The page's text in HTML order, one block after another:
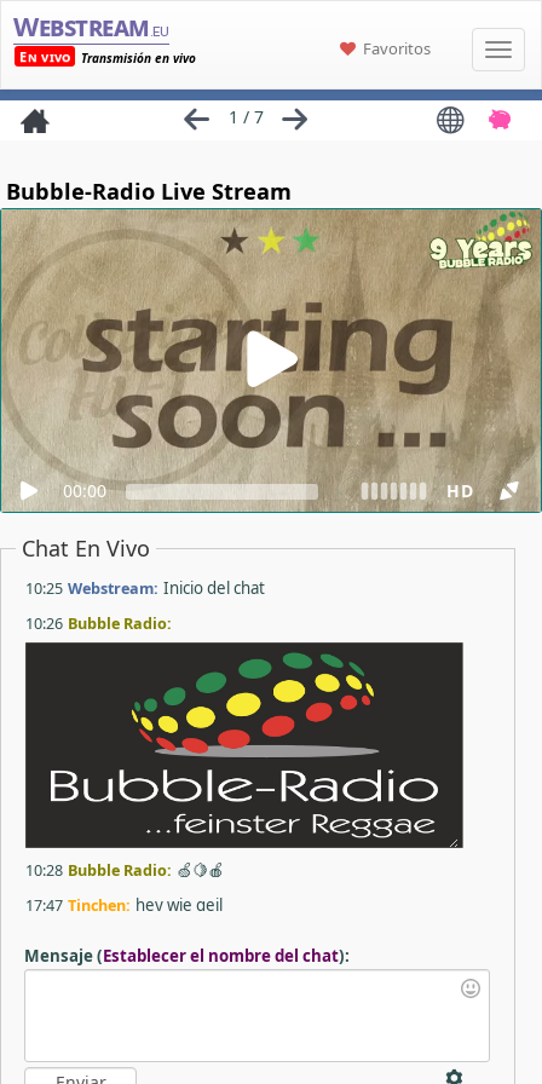
Webstream .eu
En vivo
Transmisión en vivo Favoritos
1 / 7
Bubble-Radio Live Stream
00:00 HD
Chat En Vivo
10:25 Webstream: Inicio del chat
10:26 Bubble Radio:
10:28 Bubble Radio: 🍏🍋🍎
17:47 Tinchen: hey wie geil
17:48 Tinchen: voll 💃🕺geil
Ansbach
Mensaje(Establecer el nombre del chat):